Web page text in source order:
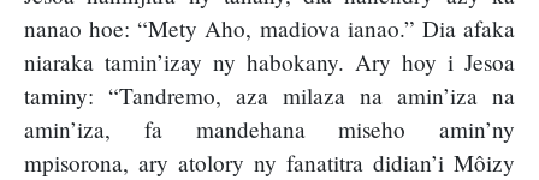
nanao hoe: “Mety Aho, madiova ianao.” Dia afaka
niaraka tamin’izay ny habokany. Ary hoy i Jesoa
taminy: “Tandremo, aza milaza na amin’iza na
amin’iza, fa mandehana miseho amin’ny
mpisorona, ary atolory ny fanatitra didian’i Môizy